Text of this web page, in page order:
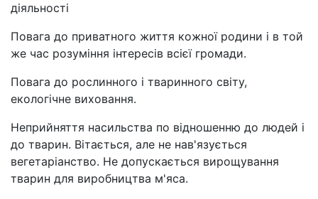
діяльності
Повага до приватного життя кожної родини і в той
же час розуміння інтересів всієї громади.
Повага до рослинного і тваринного світу,
екологічне виховання.
Неприйняття насильства по відношенню до людей і
до тварин. Вітається, але не нав'язується
вегетаріанство. Не допускається вирощування
тварин для виробництва м'яса.